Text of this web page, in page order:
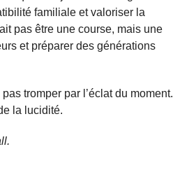
familiale et valoriser la
pas être une course, mais une
et préparer des générations
tromper par l’éclat du moment.
la lucidité.